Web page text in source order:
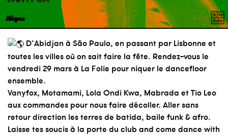
D’Abidjan à São Paulo, en passant par Lisbonne et
toutes les villes où on sait faire la fête. Rendez-vous le
vendredi 29 mars à La Folie pour niquer le dancefloor
ensemble.
Vanyfox, Motamami, Lola Ondi Kwa, Mabrada et Tio Leo
aux commandes pour nous faire décoller. Aller sans
retour direction les terres de batida, baile funk & afro.
Laisse tes soucis à la porte du club and come dance with